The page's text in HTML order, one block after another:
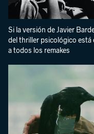
Si la versión de Javier
del thriller psicológico está
a todos los remakes